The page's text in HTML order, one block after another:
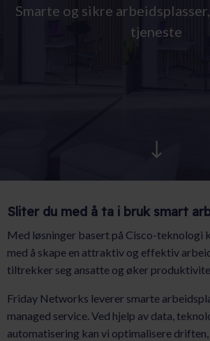
Aktuelt
Smarte og sikre
tjeneste
Sliter du med å ta i bruk smart
Med løsninger basert på Cisco-teknologi
med å skape en attraktiv og effektiv
tiltrekker seg ansatte og øker
Friday Networks leverer smarte
managed service. Ved hjelp av data,
automatisering kan vi optimalisere